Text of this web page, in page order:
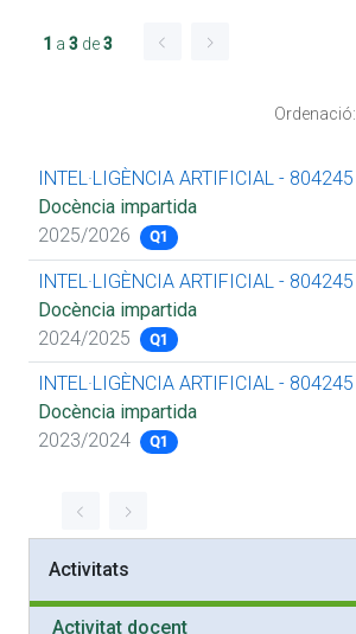
1 a 3 de3
Ordenació:
INTEL·LIGÈNCIA ARTIFICIAL - 804245
Docència impartida
2025/2026
Q1
INTEL·LIGÈNCIA ARTIFICIAL - 804245
Docència impartida
2024/2025
Q1
INTEL·LIGÈNCIA ARTIFICIAL - 804245
Docència impartida
2023/2024
Q1
Activitats
Activitat docent